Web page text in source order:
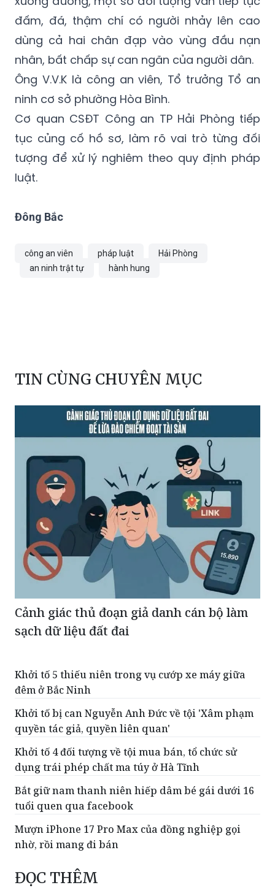
dùng cả hai chân đạp vào vùng đầu nạn
nhân, bất chấp sự can ngăn của người dân.
Ông V.V.K là công an viên, Tổ trưởng Tổ an
ninh cơ sở phường Hòa Bình.
Cơ quan CSĐT Công an TP Hải Phòng tiếp
tục củng cố hồ sơ, làm rõ vai trò từng đối
tượng để xử lý nghiêm theo quy định pháp
luật.
Đông Bắc
công an viên
Cảnh giác thủ đoạn giả danh cán bộ làm
sạch dữ liệu đất đai
Khởi tố bị can Nguyễn Anh Đức về tội 'Xâm phạm
quyền tác giả, quyền liên quan'
Khởi tố 4 đối tượng về tội mua bán, tổ chức sử
dụng trái phép chất ma túy ở Hà Tĩnh
Bắt giữ nam thanh niên hiếp dâm bé gái dưới 16
tuổi quen qua facebook
Mượn iPhone 17 Pro Max của đồng nghiệp gọi
nhờ, rồi mang đi bán
ĐỌC THÊM
Công an TP HCM làm rõ vụ nổ súng giải